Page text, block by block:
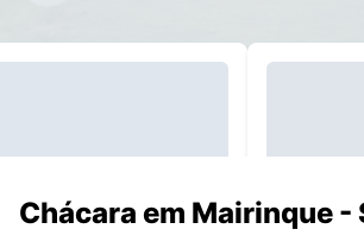
Chácara em Mairinque -